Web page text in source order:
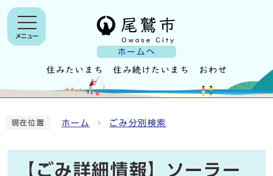
ホームへ
メニュー
現在位置 ホーム ごみ分別検索
【ごみ詳細情報】ソーラー